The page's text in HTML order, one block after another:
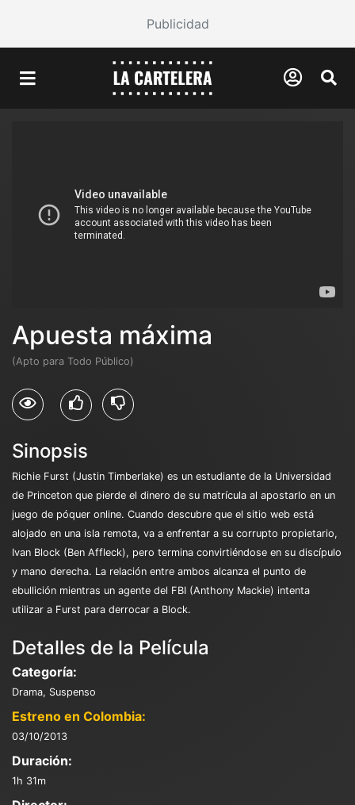
Publicidad
Apuesta máxima
(Apto para Todo Público)
Sinopsis
Richie Furst (Justin Timberlake) es un estudiante de la Universidad
de Princeton que pierde el dinero de su matrícula al apostarlo en un
juego de póquer online. Cuando descubre que el sitio web está
alojado en una isla remota, va a enfrentar a su corrupto propietario,
Ivan Block (Ben Affleck), pero termina convirtiéndose en su discípulo
y mano derecha. La relación entre ambos alcanza el punto de
ebullición mientras un agente del FBI (Anthony Mackie) intenta
utilizar a Furst para derrocar a Block.
Detalles de la Película
Categoría:
Drama, Suspenso
Estreno en Colombia:
03/10/2013
Duración:
1h 31m